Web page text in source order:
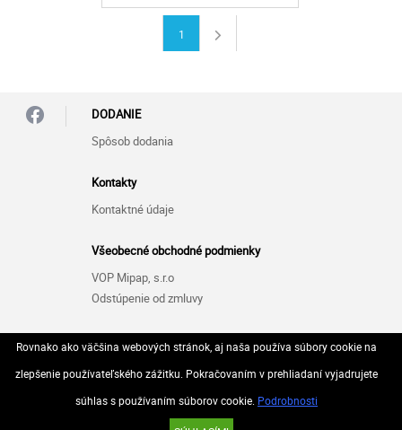
1
DODANIE
Spôsob dodania
Kontakty
Kontaktné údaje
Všeobecné obchodné podmienky
VOP Mipap, s.r.o
Odstúpenie od zmluvy
Zásady ochrany osobných údajov (GDPR)
GDPR Mipap, s.r.o
Rovnako ako väčšina webových stránok, aj naša používa súbory cookie na
zlepšenie používateľského zážitku. Pokračovaním v prehliadaní vyjadrujete
súhlas s používaním súborov cookie. Podrobnosti